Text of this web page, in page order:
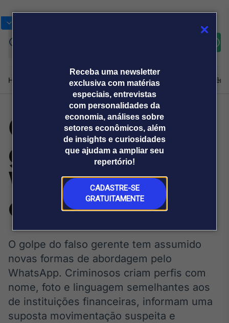
Receba uma newsletter
exclusiva com matérias
especiais, entrevistas
com personalidades da
economia, análises sobre
setores econômicos, além
de insights e curiosidades
que ajudam a ampliar seu
repertório!
CADASTRE-SE
GRATUITAMENTE
Home Produtos e soluçõesNotíciasBlogWeekend
Plataformas
Broadcast
Broadcast+
O mercado
financeiro em
tempo real
Broadcast
Agro
Tudo sobre o
agronegócio
Broadcast
Político
Sobre nós Releases Broadcast
Prêmio Broadcast
Analistas
Prêmio Broadcast
Empresas
Agências de
comunicação
Releases
Golpe do falso
gerente usa
WhatsApp e
chamada falsa
O golpe do falso gerente tem assumido
novas formas de abordagem pelo
WhatsApp. Criminosos criam perfis com
nome, foto e linguagem semelhantes aos
de instituições financeiras, informam uma
suposta movimentação suspeita e